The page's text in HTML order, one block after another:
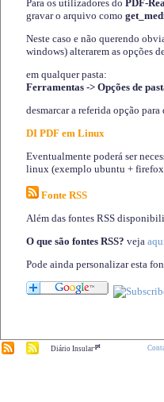
Para os utilizadores do PDF-
gravar o arquivo como
Neste caso e não querendo
windows) alterarem as opções
em qualquer pasta:
Ferramentas -> Opções de
desmarcar a referida opção
DI PDF em Linux
Eventualmente poderá ser
linux (exemplo ubuntu +
Fonte RSS
Além das fontes RSS
O que são fontes RSS? veja
Pode ainda personalizar esta
Diário Insular.pt